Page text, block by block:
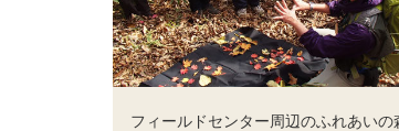
フィールドセンター周辺のふれあい